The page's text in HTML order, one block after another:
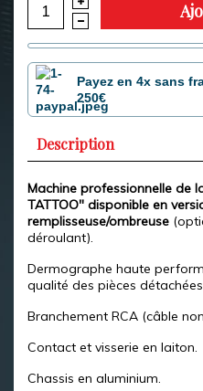
Payez en 4x sans
250€
Description
Machine professionnelle de
TATTOO" disponible en
remplisseuse/ombreuse
déroulant).
Dermographe haute
qualité des pièces
Branchement RCA (câble
Contact et visserie en laiton.
Chassis en aluminium.